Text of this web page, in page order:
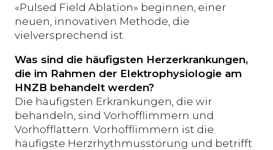
«Pulsed Field Ablation» beginnen, einer
neuen, innovativen Methode, die
vielversprechend ist.
Was sind die häufigsten Herzerkrankungen,
die im Rahmen der Elektrophysiologie am
HNZB behandelt werden?
Die häufigsten Erkrankungen, die wir
behandeln, sind Vorhofflimmern und
Vorhofflattern. Vorhofflimmern ist die
häufigste Herzrhythmusstörung und betrifft